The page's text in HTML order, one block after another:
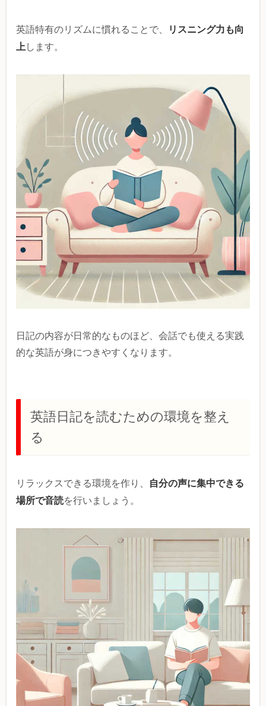
英語特有のリズムに慣れることで、
リスニング力も向
上します。
日記の内容が日常的なものほど、会話でも使える実践
的な英語が身につきやすくなります。
英語日記を読むための環境を整え
る
リラックスできる環境を作り、
自分の声に集中できる
場所で音読を行いましょう。